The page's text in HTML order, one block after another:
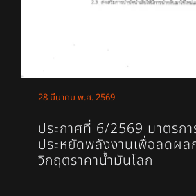
28 มีนาคม พ.ศ. 2569
ประกาศที่ 6/2569 มาตรกา
ประหยัดพลังงานเพื่อลดผล
วิกฤตราคาน้ำมันโลก